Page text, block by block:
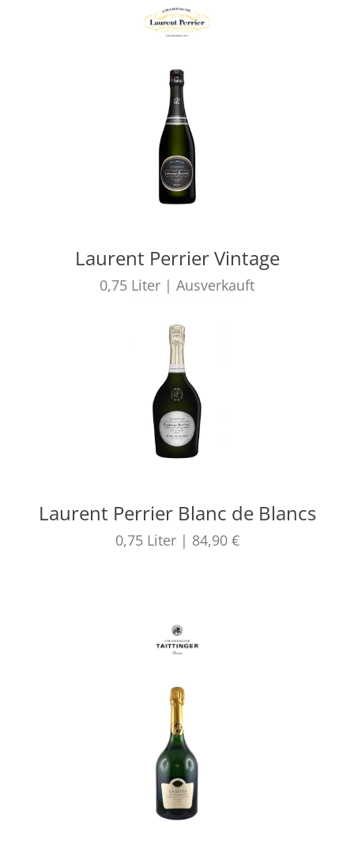
Laurent Perrier Vintage
0,75 Liter | Ausverkauft
Laurent Perrier Blanc de Blancs
0,75 Liter | 84,90 €